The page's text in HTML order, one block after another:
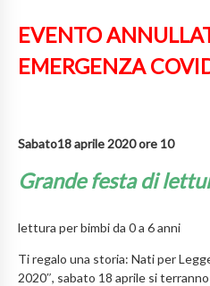
EVENTO
EMERGENZA
Sabato18 aprile 2020 ore 10
Grande festa di
lettura per bimbi da 0 a 6 anni
Ti regalo una storia: Nati per
2020″, sabato 18 aprile si